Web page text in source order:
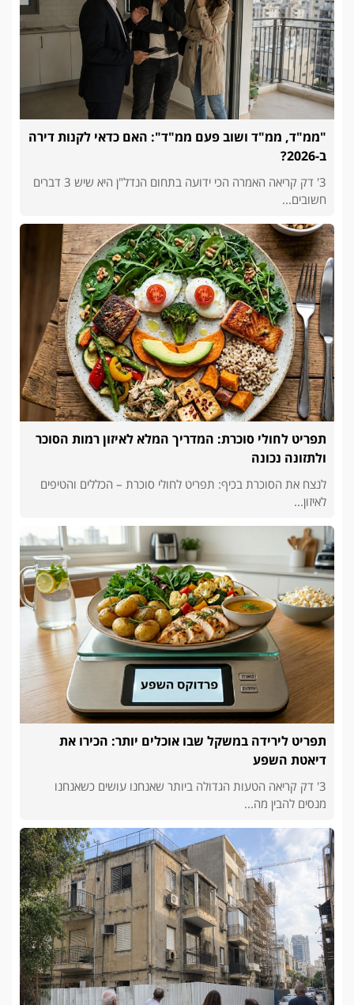
"ממ"ד, ממ"ד ושוב פעם ממ"ד": האם כדאי לקנות דירה
ב-2026?
3' דק קריאה האמרה הכי ידועה בתחום הנדל"ן היא שיש 3 דברים
חשובים...
תפריט לחולי סוכרת: המדריך המלא לאיזון רמות הסוכר
ולתזונה נכונה
לנצח את הסוכרת בכיף: תפריט לחולי סוכרת – הכללים והטיפים
לאיזון...
תפריט לירידה במשקל שבו אוכלים יותר: הכירו את
דיאטת השפע
3' דק קריאה הטעות הגדולה ביותר שאנחנו עושים כשאנחנו
מנסים להבין מה...